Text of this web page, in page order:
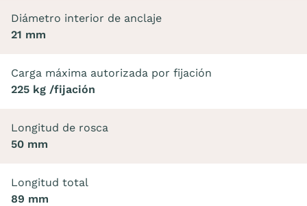
Diámetro interior de anclaje
21 mm
Carga máxima autorizada por fijación
225 kg /fijación
Longitud de rosca
50 mm
Longitud total
89 mm